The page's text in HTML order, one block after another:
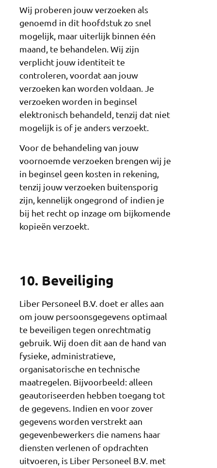
Wij proberen jouw verzoeken als
genoemd in dit hoofdstuk zo snel
mogelijk, maar uiterlijk binnen één
maand, te behandelen. Wij zijn
verplicht jouw identiteit te
controleren, voordat aan jouw
verzoeken kan worden voldaan. Je
verzoeken worden in beginsel
elektronisch behandeld, tenzij dat niet
mogelijk is of je anders verzoekt.
Voor de behandeling van jouw
voornoemde verzoeken brengen wij je
in beginsel geen kosten in rekening,
tenzij jouw verzoeken buitensporig
zijn, kennelijk ongegrond of indien je
bij het recht op inzage om bijkomende
kopieën verzoekt.
10. Beveiliging
Liber Personeel B.V. doet er alles aan
om jouw persoonsgegevens optimaal
te beveiligen tegen onrechtmatig
gebruik. Wij doen dit aan de hand van
fysieke, administratieve,
organisatorische en technische
maatregelen. Bijvoorbeeld: alleen
geautoriseerden hebben toegang tot
de gegevens. Indien en voor zover
gegevens worden verstrekt aan
gegevenbewerkers die namens haar
diensten verlenen of opdrachten
uitvoeren, is Liber Personeel B.V. met